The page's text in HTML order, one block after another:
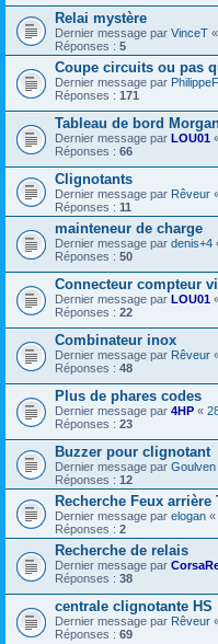
Relai mystère
Dernier message par VinceT «
Réponses : 5
Coupe circuits ou pas
Dernier message par
Réponses : 171
Tableau de bord
Dernier message par LOU01
Réponses : 66
Clignotants
Dernier message par Rêveur
Réponses : 11
mainteneur de charge
Dernier message par denis+4
Réponses : 50
Connecteur compteur
Dernier message par LOU01
Réponses : 22
Combinateur inox
Dernier message par Rêveur
Réponses : 48
Plus de phares codes
Dernier message par 4HP «
Réponses : 23
Buzzer pour clignotant
Dernier message par Goulven
Réponses : 12
Recherche Feux arrière
Dernier message par elogan «
Réponses : 2
Recherche de relais
Dernier message par
Réponses : 38
centrale clignotante HS
Dernier message par Rêveur
Réponses : 69